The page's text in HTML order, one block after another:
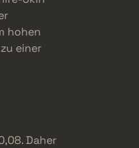
hohen
einer
Daher